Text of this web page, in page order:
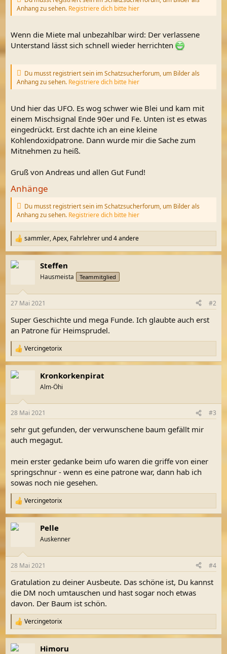
Anhang zu sehen. Registriere dich bitte hier
Wenn die Miete mal unbezahlbar wird: Der verlassene
Unterstand lässt sich schnell wieder herrichten
Du musst registriert sein im Schatzsucherforum, um Bilder als
Anhang zu sehen. Registriere dich bitte hier
Und hier das UFO. Es wog schwer wie Blei und kam mit
einem Mischsignal Ende 90er und Fe. Unten ist es etwas
eingedrückt. Erst dachte ich an eine kleine
Kohlendoxidpatrone. Dann wurde mir die Sache zum
Mitnehmen zu heiß.
Gruß von Andreas und allen Gut Fund!
Anhänge
Du musst registriert sein im Schatzsucherforum, um Bilder als
Anhang zu sehen. Registriere dich bitte hier
R
e
a
k
e
:
sammler,Apex, Fahrlehrer und 4 andere
Steffen
Hausmeista Teammitglied
27 Mai 2021 #2
Super Geschichte und mega Funde. Ich glaubte auch erst
an Patrone für Heimsprudel.
R
e
a
k
e
:
Vercingetorix
Kronkorkenpirat
Alm-Öhi
28 Mai 2021 #3
sehr gut gefunden, der verwunschene baum gefällt mir
auch megagut.
mein erster gedanke beim ufo waren die griffe von einer
springschnur - wenn es eine patrone war, dann hab ich
sowas noch nie gesehen.
R
e
a
k
e
:
Vercingetorix
Pelle
Auskenner
28 Mai 2021 #4
Gratulation zu deiner Ausbeute. Das schöne ist, Du kannst
die DM noch umtauschen und hast sogar noch etwas
davon. Der Baum ist schön.
R
e
a
k
Vercingetorix
Himoru